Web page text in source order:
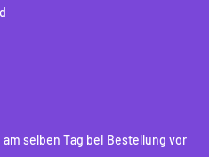
selben Tag bei Bestellung vor